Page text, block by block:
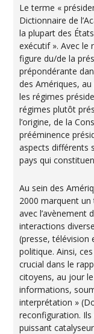
Le terme «
Dictionnaire de
la plupart des
exécutif ». Avec le
figure du/de la
prépondérante
des Amériques,
les régimes
régimes plutôt
l’origine, de la
prééminence
aspects différents
pays qui
Au sein des
2000 marquent
avec l’avènement
interactions
(presse, télévision
politique. Ainsi,
crucial dans le
citoyens, au jour
informations,
interprétation »
reconfiguration.
puissant